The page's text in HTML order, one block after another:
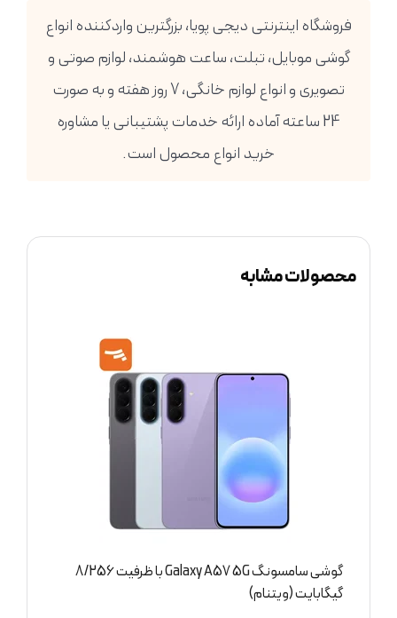
فروشگاه اینترنتی دیجی پویا، بزرگترین واردکننده انواع
گوشی موبایل، تبلت، ساعت هوشمند، لوازم صوتی و
تصویری و انواع لوازم خانگی، 7 روز هفته و به صورت
24 ساعته آماده ارائه خدمات پشتیبانی یا مشاوره
خرید انواع محصول است.
محصولات مشابه
گوشی سامسونگ Galaxy A57 5G با ظرفیت 8/256